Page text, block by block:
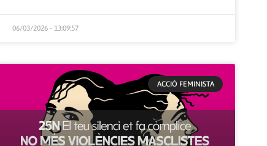
06/03/2026 - 13:09:57
ACCIÓ FEMINISTA